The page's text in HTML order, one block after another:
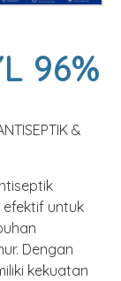
96%
&
untuk
Dengan
kekuatan